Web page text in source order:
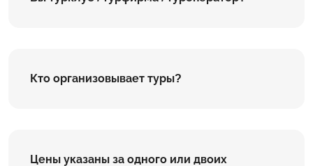
Кто организовывает туры?
Цены указаны за одного или двоих